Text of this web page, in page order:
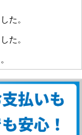
た。
た。